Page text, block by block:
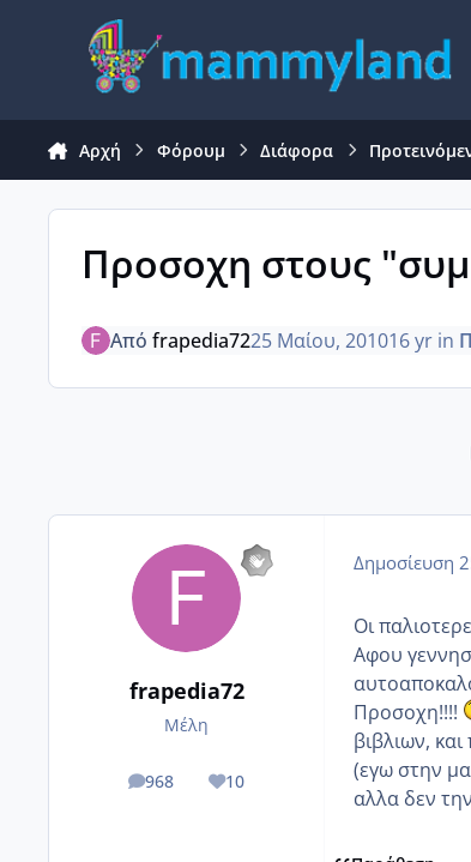
Μετάβαση σε περιεχόμενο
Αρχή Φόρουμ Διάφορα
Προσοχη στους
Απόfrapedia7225 Μαίου, 201016 yr in
frapedia72
Μέλη
968
posts 10
Reputation
Δημοσίευση
Οι
Αφου
Προσοχη!!!!
βιβλιων,
(εγω στην
αλλα δεν